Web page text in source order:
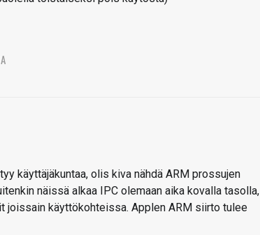
käyttäjäkuntaa, olis kiva nähdä ARM prossujen
näissä alkaa IPC olemaan aika kovalla tasolla,
joissain käyttökohteissa. Applen ARM siirto tulee